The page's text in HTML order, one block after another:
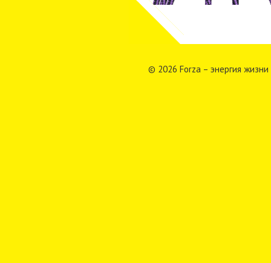
© 2026 Forza – энергия жизни